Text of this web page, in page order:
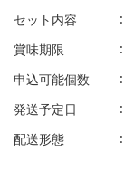
セット内容
賞味期限
申込可能個数
発送予定日
配送形態